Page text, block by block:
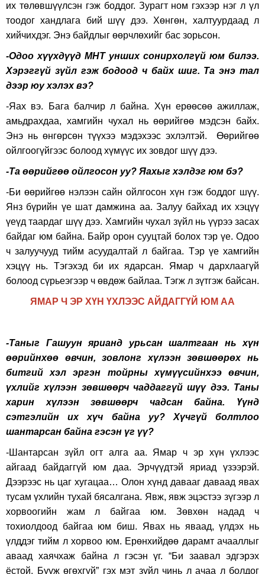
их төлөвшүүлсэн гэж боддог. Зурагт ном гэхээр нэг л үл
тоодог хандлага бий шүү дээ. Хөнгөн, халтуурдаад л
хийчихдэг. Энэ байдлыг өөрчлөхийг бас зорьсон.
-Одоо хүүхдүүд МНТ унших сонирхолгүй юм билээ.
Хэрэггүй зүйл гэж бодоод ч байх шиг. Та энэ тал
дээр юу хэлэх вэ?
-Яах вэ. Бага балчир л байна. Хүн ерөөсөө ажиллаж,
амьдрахдаа, хамгийн чухал нь өөрийгөө мэдсэн байх.
Энэ нь өнгөрсөн түүхээ мэдэхээс эхлэлтэй. Өөрийгөө
ойлгоогүйгээс болоод хүмүүс их зовдог шүү дээ.
-Та өөрийгөө ойлгосон уу? Яахыг хэлдэг юм бэ?
-Би өөрийгөө нэлээн сайн ойлгосон хүн гэж боддог шүү.
Янз бүрийн үе шат дамжина аа. Залуу байхад их хэцүү
үеүд таардаг шүү дээ. Хамгийн чухал зүйл нь үүрээ засах
байдаг юм байна. Байр орон сууцтай болох тэр үе. Одоо
ч залуучууд тийм асуудалтай л байгаа. Тэр үе хамгийн
хэцүү нь. Тэгэхэд би их ядарсан. Ямар ч дархлаагүй
болоод сүрьеэгээр ч өвдөж байлаа. Тэгж л зүтгэж байсан.
ЯМАР Ч ЭР ХҮН ҮХЛЭЭС АЙДАГГҮЙ ЮМ АА
-Таныг Гашуун ярианд урьсан шалтгаан нь хүн
өөрийнхөө өвчин, зовлонг хүлээн зөвшөөрөх нь
битгий хэл эргэн тойрны хүмүүсийнхээ өвчин,
үхлийг хүлээн зөвшөөрч чаддаггүй шүү дээ. Таны
харин хүлээн зөвшөөрч чадсан байна. Үүнд
сэтгэлийн их хүч байна уу? Хүчгүй болтлоо
шантарсан байна гэсэн үг үү?
-Шантарсан зүйл огт алга аа. Ямар ч эр хүн үхлээс
айгаад байдаггүй юм даа. Эрчүүдтэй яриад үзээрэй.
Дээрээс нь цаг хугацаа… Олон хүнд давааг даваад явах
тусам үхлийн тухай бясалгана. Явж, явж эцэстээ зүгээр л
хорвоогийн жам л байгаа юм. Зөвхөн надад ч
тохиолдоод байгаа юм биш. Явах нь яваад, үлдэх нь
үлддэг тийм л хорвоо юм. Ерөнхийдөө дарамт ачааллыг
аваад хаячхаж байна л гэсэн үг. “Би заавал эдгэрэх
ёстой. Бууж өгөхгүй” гэх мэт зүйл чинь л ачаа л болдог